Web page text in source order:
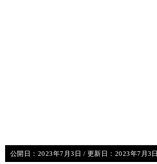
公開日： 2023年7月3日 / 更新日： 2023年7月3日